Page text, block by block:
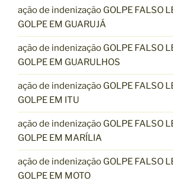
ação de indenização GOLPE FALSO
GOLPE EM GUARUJÁ
ação de indenização GOLPE FALSO
GOLPE EM GUARULHOS
ação de indenização GOLPE FALSO
GOLPE EM ITU
ação de indenização GOLPE FALSO
GOLPE EM MARÍLIA
ação de indenização GOLPE FALSO
GOLPE EM MOTO